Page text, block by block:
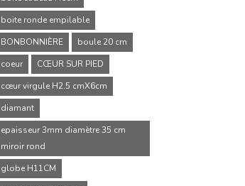
boite ronde empilable
BONBONNIÈRE
boule 20 cm
coeur
CŒUR SUR PIED
cœur virgule H2.5 cmX6cm
diamant
epaisseur 3mm diamètre 35 cm
miroir rond
globe H11CM